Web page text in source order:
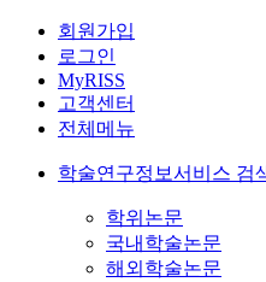
회원가입
로그인
MyRISS
고객센터
전체메뉴
학술연구정보서비스 검
학위논문
국내학술논문
해외학술논문